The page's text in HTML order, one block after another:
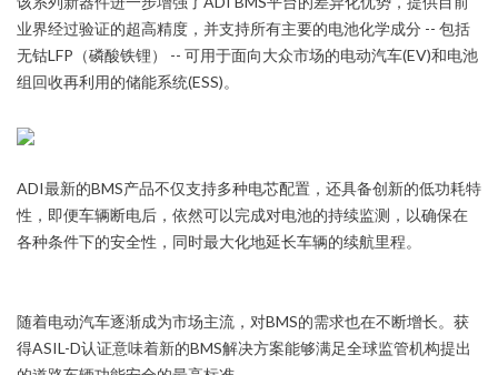
业界经过验证的超高精度，并支持所有主要的电池化学成分 -- 包括
无钴LFP（磷酸铁锂） -- 可用于面向大众市场的电动汽车(EV)和电池
组回收再利用的储能系统(ESS)。
ADI最新的BMS产品不仅支持多种电芯配置，还具备创新的低功耗特
性，即便车辆断电后，依然可以完成对电池的持续监测，以确保在
各种条件下的安全性，同时最大化地延长车辆的续航里程。
随着电动汽车逐渐成为市场主流，对BMS的需求也在不断增长。获
得ASIL-D认证意味着新的BMS解决方案能够满足全球监管机构提出